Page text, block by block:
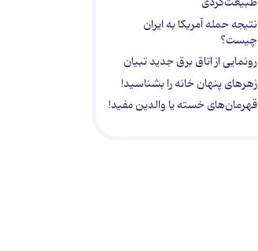
نتیجه حمله آمریکا به ایران
چیست؟
رونمایی از اتاق برق جدید تبیان
زهرهای پنهان خانه را بشناسید!
قهرمان‌های خسته یا والدین مفید!